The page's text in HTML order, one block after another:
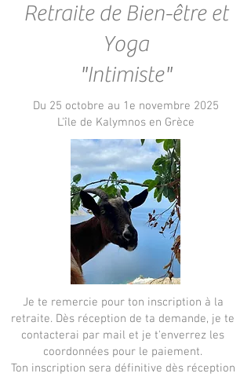
Retraite de Bien-être et
Yoga
"Intimiste"
Du 25 octobre au 1e novembre 2025
L'île de Kalymnos en Grèce
Je te remercie pour ton inscription à la
retraite. Dès réception de ta demande, je te
contacterai par mail et je t'enverrez les
coordonnées pour le paiement.
Ton inscription sera définitive dès réception